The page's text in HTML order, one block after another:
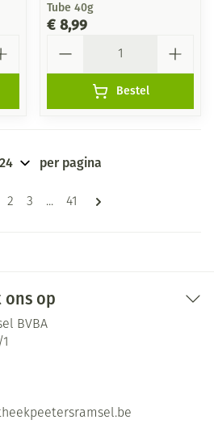
Tube 40g
€ 8,99
Bestel
Pagina's
momenteel pagina
Pagina
2 Pagina
3 ... Pagina
41
per pagina
ons op
BVBA